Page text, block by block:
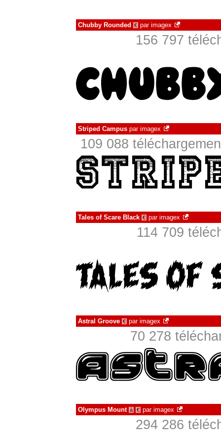
Chubby Rounded € par imagex
156 797
Striped Campus par imagex
109 088
Tales of Scare Black € par imagex
114 709
Astral Groove € par imagex
70 278
Olympus Mount à € par imagex
294 286